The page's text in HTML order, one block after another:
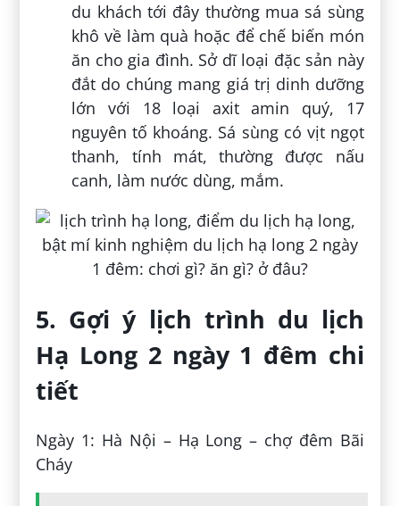
du khách tới đây thường mua sá sùng
khô về làm quà hoặc để chế biến món
ăn cho gia đình. Sở dĩ loại đặc sản này
đắt do chúng mang giá trị dinh dưỡng
lớn với 18 loại axit amin quý, 17
nguyên tố khoáng. Sá sùng có vịt ngọt
thanh, tính mát, thường được nấu
canh, làm nước dùng, mắm.
5. Gợi ý lịch trình du lịch
Hạ Long 2 ngày 1 đêm chi
tiết
Ngày 1: Hà Nội – Hạ Long – chợ đêm Bãi
Cháy